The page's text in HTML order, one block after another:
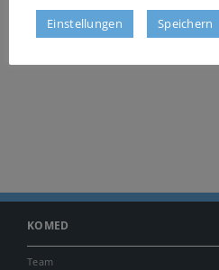
KOMED
Team
Einstellungen Speichern